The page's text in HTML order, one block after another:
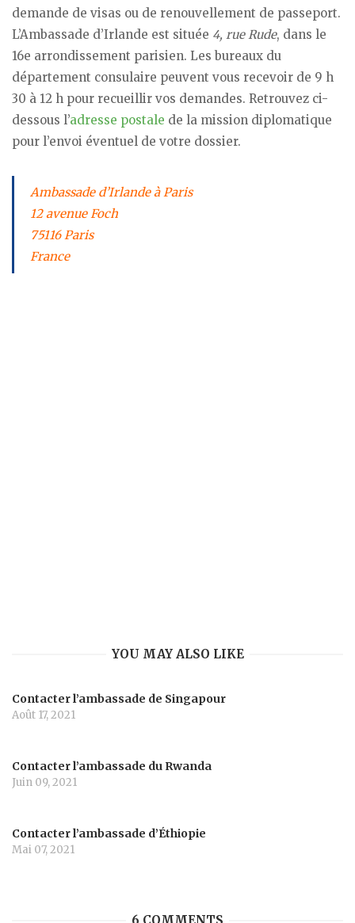
demande de visas ou de renouvellement de passeport.
L’Ambassade d’Irlande est située 4, rue Rude, dans le
16e arrondissement parisien. Les bureaux du
département consulaire peuvent vous recevoir de 9 h
30 à 12 h pour recueillir vos demandes. Retrouvez ci-
dessous l’adresse postale de la mission diplomatique
pour l’envoi éventuel de votre dossier.
Ambassade d’Irlande à Paris
12 avenue Foch
75116 Paris
France
YOU MAY ALSO LIKE
Contacter l’ambassade de Singapour
Août 17, 2021
Contacter l’ambassade du Rwanda
Juin 09, 2021
Contacter l’ambassade d’Éthiopie
Mai 07, 2021